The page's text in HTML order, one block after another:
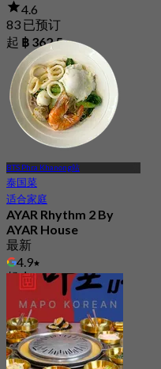
4.6
83 已预订
起 ฿ 362.5
BTS Phra Khanong站
泰国菜
适合家庭
AYAR Rhythm 2 By
AYAR House
最新
4.9
起฿ 296.66